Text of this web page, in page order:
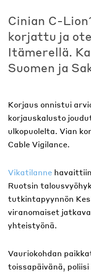
Cinian C-
korjattu ja
Itämerellä.
Suomen ja
Korjaus onnistui
korjauskalusto
ulkopuolelta. Vian
Cable Vigilance.
Vikatilanne
Ruotsin
tutkintapyynnön
viranomaiset
yhteistyönä.
Vauriokohdan
toissapäivänä,